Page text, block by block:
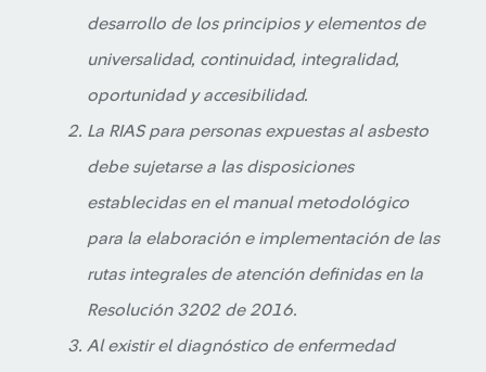
desarrollo de los principios y elementos de
universalidad, continuidad, integralidad,
oportunidad y accesibilidad.
La RIAS para personas expuestas al asbesto
debe sujetarse a las disposiciones
establecidas en el manual metodológico
para la elaboración e implementación de las
rutas integrales de atención definidas en la
Resolución 3202 de 2016.
Al existir el diagnóstico de enfermedad